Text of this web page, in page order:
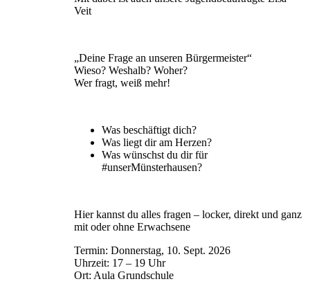
Veit
„Deine Frage an unseren Bürgermeister“
Wieso? Weshalb? Woher?
Wer fragt, weiß mehr!
Was beschäftigt dich?
Was liegt dir am Herzen?
Was wünschst du dir für
#unserMünsterhausen?
Hier kannst du alles fragen – locker, direkt und ganz
mit oder ohne Erwachsene
Termin: Donnerstag, 10. Sept. 2026
Uhrzeit: 17 – 19 Uhr
Ort: Aula Grundschule